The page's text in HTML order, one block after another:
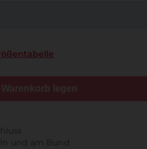
Warenkorb legen
und am Bund